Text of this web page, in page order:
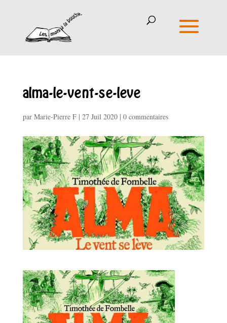
alma-le-vent-se-leve
par Marie-Pierre F| 27 Juil 2020| 0 commentaires